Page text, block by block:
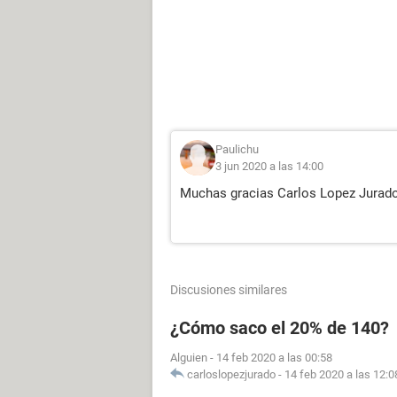
Paulichu
3 jun 2020 a las 14:00
Muchas gracias Carlos Lopez
Discusiones similares
¿Cómo saco el 20% de 140?
Alguien - 14 feb 2020 a las 00:58
carloslopezjurado - 14 feb 2020 a las